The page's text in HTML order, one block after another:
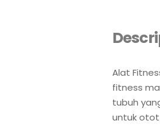
Alat
fitness
tubuh
untuk